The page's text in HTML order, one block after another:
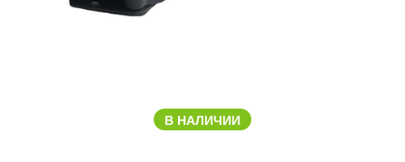
В НАЛИЧИИ